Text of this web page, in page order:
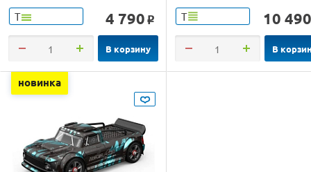
Т 4 790 o
В корзину
Т 10 490
В
новинка